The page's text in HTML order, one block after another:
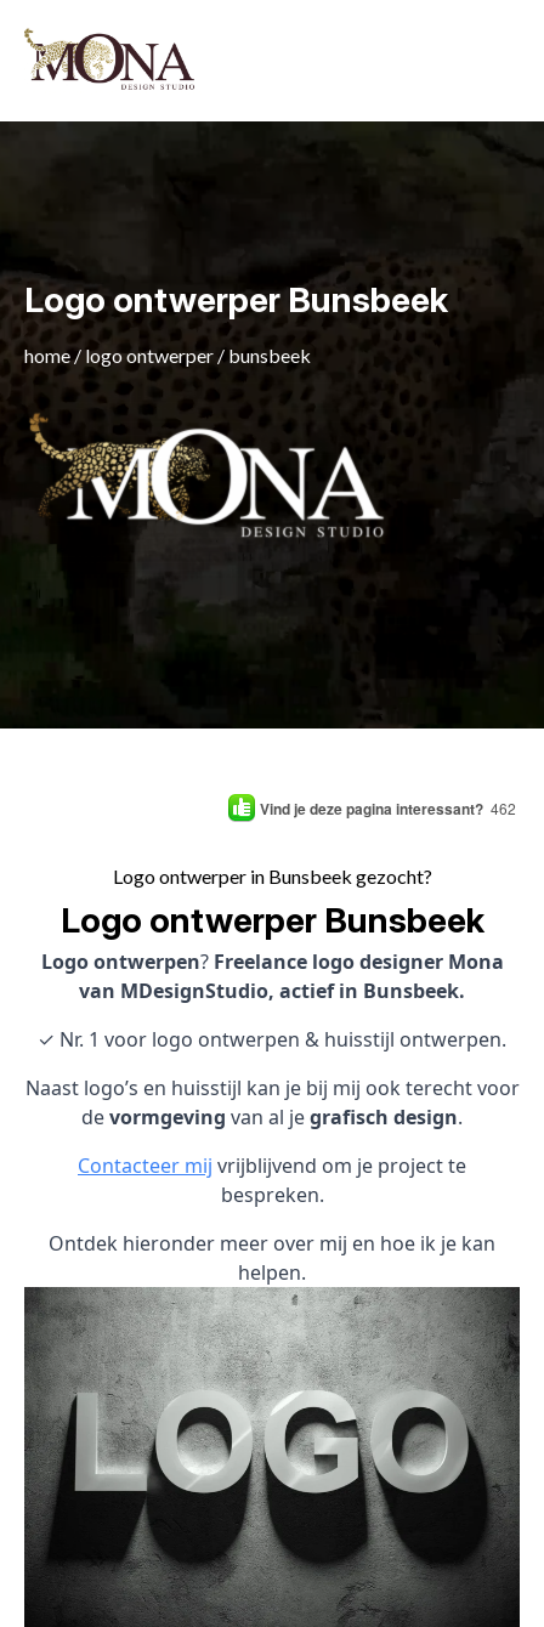
Logo ontwerper Bunsbeek
home /logo ontwerper / bunsbeek
Vind je deze pagina interessant? 462
Logo ontwerper in Bunsbeek gezocht?
Logo ontwerper Bunsbeek
Logo ontwerpen? Freelance logo designer Mona
van MDesignStudio, actief in Bunsbeek.
✓ Nr. 1 voor logo ontwerpen & huisstijl ontwerpen.
Naast logo’s en huisstijl kan je bij mij ook terecht voor
devormgeving van al jegrafisch design.
Contacteer mij vrijblijvend om je project te
bespreken.
Ontdek hieronder meer over mij en hoe ik je kan
helpen.